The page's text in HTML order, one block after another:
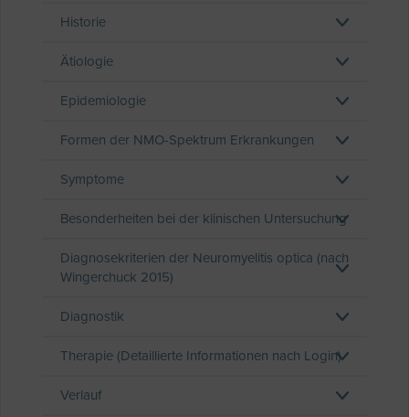
Historie
Ätiologie
Epidemiologie
Formen der NMO-Spektrum Erkrankungen
Symptome
Besonderheiten bei der klinischen Untersuchung
Diagnosekriterien der Neuromyelitis optica (nach
Wingerchuck 2015)
Diagnostik
Therapie (Detaillierte Informationen nach Login)
Verlauf